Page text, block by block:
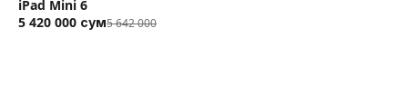
Скидка 4%
iPad Mini 6
5 420 000 сум5 642 000